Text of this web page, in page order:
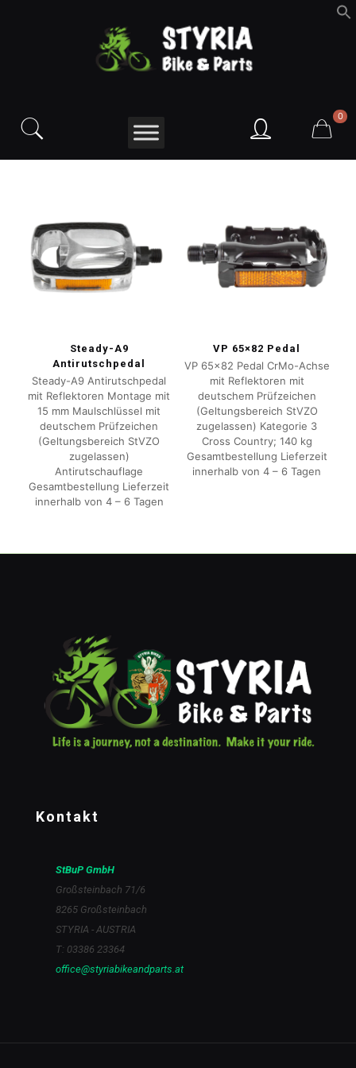
0
Steady-A9
Antirutschpedal
Steady-A9 Antirutschpedal
mit Reflektoren Montage mit
15 mm Maulschlüssel mit
deutschem Prüfzeichen
(Geltungsbereich StVZO
zugelassen)
Antirutschauflage
Gesamtbestellung Lieferzeit
innerhalb von 4 – 6 Tagen
VP 65×82 Pedal
VP 65×82 Pedal CrMo-Achse
mit Reflektoren mit
deutschem Prüfzeichen
(Geltungsbereich StVZO
zugelassen) Kategorie 3
Cross Country; 140 kg
Gesamtbestellung Lieferzeit
innerhalb von 4 – 6 Tagen
Kontakt
StBuP GmbH
Großsteinbach 71/6
8265 Großsteinbach
STYRIA - AUSTRIA
T: 03386 23364
office@styriabikeandparts.at